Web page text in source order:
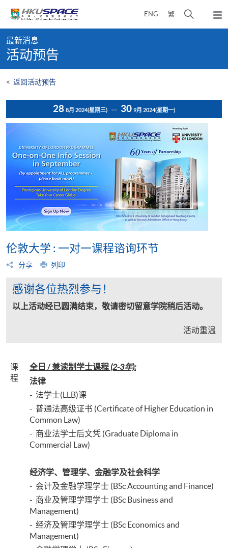
content
ENG 繁
开
弹
出
content
start
最新消息
活动预告
< 返回活动预告
28 8月 2024(星期三) 30 9月 2024(星期一)
伦敦大学 : 一对一课程谘询环节
分享 列印
感谢各位热烈参与！
以上活动经已圆满结束，敬请密切留意学院稍后活动。
活动重温
课
程
全日 / 兼读制学士课程 (2-3年):
法律
- 法学士(LLB)课
- 普通法高级证书 (Certificate of Higher Education in
Common Law)
- 商业法学士后文凭 (Graduate Diploma in
Commercial Law)
经济学、管理学、金融学及社会科学
- 会计及金融学理学士 (BSc Accounting and Finance)
- 商业及管理学理学士 (BSc Business and
Management)
- 经济及管理学理学士 (BSc Economics and
Management)